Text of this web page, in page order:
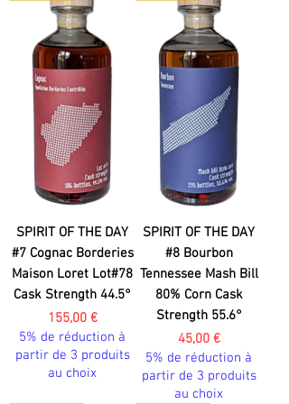
SPIRIT OF THE DAY
#7 Cognac Borderies
Maison Loret Lot#78
Cask Strength 44.5°
Prix
155,00 €
5% de réduction à
partir de 3 produits
au choix
SPIRIT OF THE DAY
#8 Bourbon
Tennessee Mash Bill
80% Corn Cask
Strength 55.6°
Prix
45,00 €
5% de réduction à
partir de 3 produits
au choix